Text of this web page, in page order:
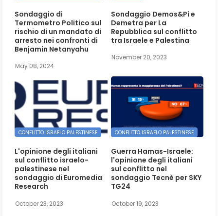
Sondaggio di
Termometro Politico sul
rischio di un mandato di
arresto nei confronti di
Benjamin Netanyahu
May 08, 2024
Sondaggio Demos&Pi e
Demetra per La
Repubblica sul conflitto
tra Israele e Palestina
November 20, 2023
CONFLITTO ISRAELO PALESTINESE
L'opinione degli italiani
sul conflitto israelo-
palestinese nel
sondaggio di Euromedia
Research
October 23, 2023
CONFLITTO ISRAELO PALESTINESE
Guerra Hamas-Israele:
l'opinione degli italiani
sul conflitto nel
sondaggio Tecnè per SKY
TG24
October 19, 2023